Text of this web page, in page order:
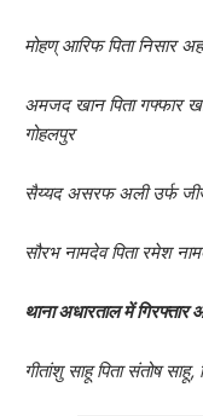
मोहण् आरिफ पिता निसार
अमजद खान पिता गफ्फार
गोहलपुर
सैय्यद असरफ अली उर्फ
सौरभ नामदेव पिता रमेश
थाना अधारताल में गिरफ्तार
गीतांशु साहू पिता संतोष